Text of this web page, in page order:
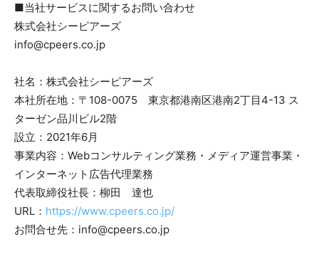
■当社サービスに関するお問い合わせ
株式会社シーピアーズ
info@cpeers.co.jp
社名：株式会社シーピアーズ
本社所在地：〒108-0075 東京都港南区港南2丁目4-13 ス
ターゼン品川ビル2階
設立：2021年6月
事業内容：Webコンサルティング業務・メディア運営事業・
インターネット広告代理業務
代表取締役社長：柳田 達也
URL： https://www.cpeers.co.jp/
お問合せ先：info@cpeers.co.jp